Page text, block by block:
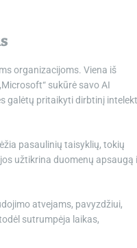
organizacijoms. Viena iš
sukūrė savo AI
galėtų pritaikyti dirbtinį
pasaulinių taisyklių, tokių
užtikrina duomenų apsaugą
atvejams, pavyzdžiui,
sutrumpėja laikas,